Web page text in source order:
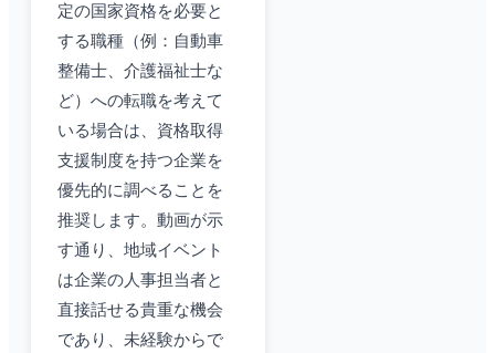
定の国家資格を必要と
する職種（例：自動車
整備士、介護福祉士な
ど）への転職を考えて
いる場合は、資格取得
支援制度を持つ企業を
優先的に調べることを
推奨します。動画が示
す通り、地域イベント
は企業の人事担当者と
直接話せる貴重な機会
であり、未経験からで